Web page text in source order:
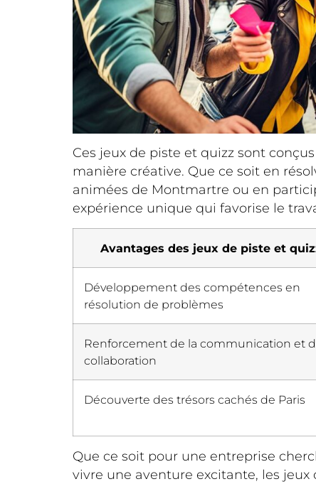
Ces jeux de piste et quizz sont
manière créative. Que ce soit en
animées de Montmartre ou en
expérience unique qui favorise le
Avantages des jeux de piste et
Développement des compétences en
résolution de problèmes
Renforcement de la communication et
collaboration
Découverte des trésors cachés de Paris
Que ce soit pour une entreprise
vivre une aventure excitante, les